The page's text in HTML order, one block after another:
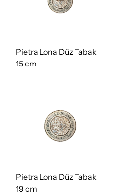
Pietra Lona Düz Tabak
15 cm
Pietra Lona Düz Tabak
19 cm